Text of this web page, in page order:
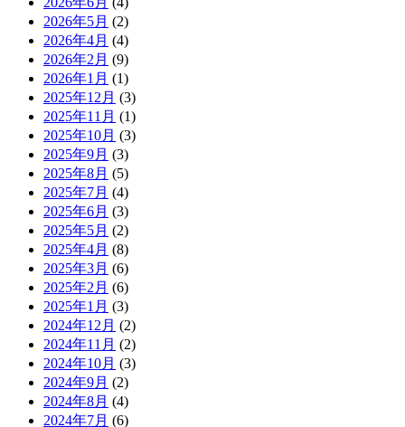
2026年5月 (2)
2026年4月 (4)
2026年2月 (9)
2026年1月 (1)
2025年12月 (3)
2025年11月 (1)
2025年10月 (3)
2025年9月 (3)
2025年8月 (5)
2025年7月 (4)
2025年6月 (3)
2025年5月 (2)
2025年4月 (8)
2025年3月 (6)
2025年2月 (6)
2025年1月 (3)
2024年12月 (2)
2024年11月 (2)
2024年10月 (3)
2024年9月 (2)
2024年8月 (4)
2024年7月 (6)